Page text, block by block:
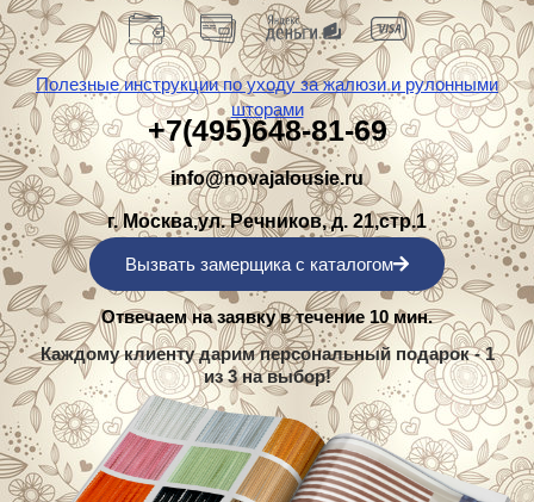
Полезные инструкции по уходу за жалюзи и рулонными
шторами
+7(495)648-81-69
info@novajalousie.ru
г. Москва,ул. Речников, д. 21,стр.1
Вызвать замерщика с каталогом
Отвечаем на заявку в течение 10 мин.
Каждому клиенту дарим персональный подарок - 1
из 3 на выбор!